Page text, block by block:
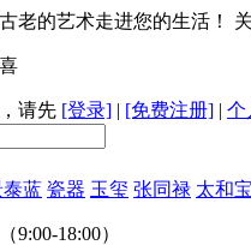
老的艺术走进您的生活！
请先 [登录] | [免费注册] | 个
泰蓝 瓷器 玉玺 张同禄 太和
9:00-18:00）